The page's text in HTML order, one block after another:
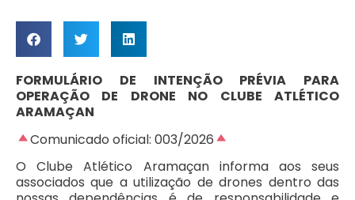
FORMULÁRIO DE INTENÇÃO PRÉVIA PARA
OPERAÇÃO DE DRONE NO CLUBE ATLÉTICO
ARAMAÇAN
Comunicado oficial: 003/2026
O Clube Atlético Aramaçan informa aos seus
associados que a utilização de drones dentro das